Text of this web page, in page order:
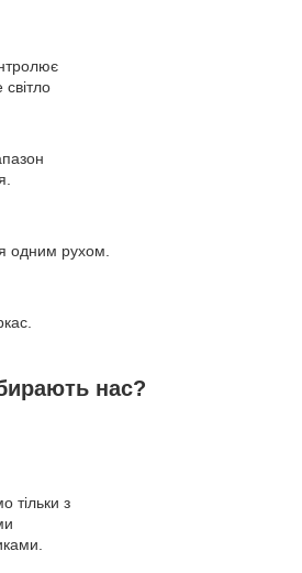
одним рухом.
нас?
тільки з